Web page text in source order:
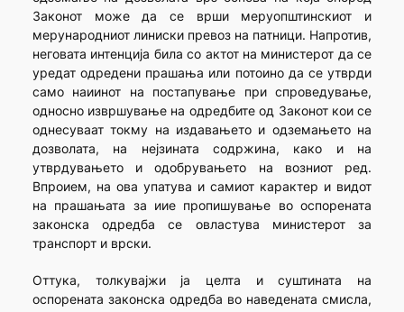
Законот може да се врши меруопштинскиот и
мерународниот линиски превоз на патници. Напротив,
неговата интенција била со актот на министерот да се
уредат одредени прашања или потоино да се утврди
само наиинот на постапување при спроведување,
односно извршување на одредбите од Законот кои се
однесуваат токму на издавањето и одземањето на
дозволата, на нејзината содржина, како и на
утврдувањето и одобрувањето на возниот ред.
Впроием, на ова упатува и самиот карактер и видот
на прашањата за иие пропишување во оспорената
законска одредба се овластува министерот за
транспорт и врски.
Оттука, толкувајжи ја целта и суштината на
оспорената законска одредба во наведената смисла,